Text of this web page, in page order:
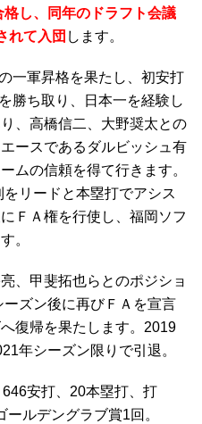
し、同年のドラフト会議
れて入団 します。
一軍昇格を果たし、初安打
勝ち取り、日本一を経験し
、高橋信二、大野奨太との
ースであるダルビッシュ有
ムの信頼を得て行きます。
リードと本塁打でアシス
ＦＡ権を行使し、福岡ソフ
。
、甲斐拓也らとのポジショ
ズン後に再びＦＡを宣言
復帰を果たします。2019
年シーズン限りで引退。
安打、20本塁打、打
ルデングラブ賞1回。